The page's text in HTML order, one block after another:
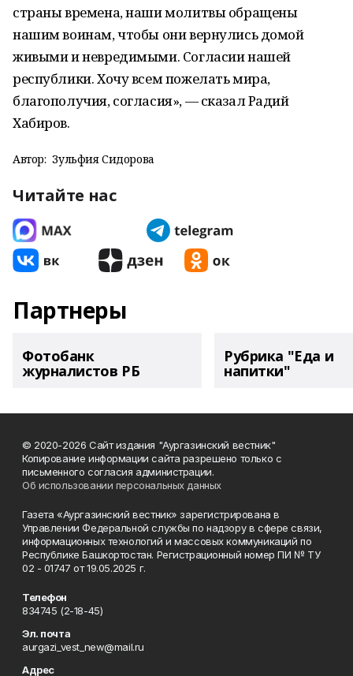
страны времена, наши молитвы обращены
нашим воинам, чтобы они вернулись домой
живыми и невредимыми. Согласии нашей
республики. Хочу всем пожелать мира,
благополучия, согласия», — сказал Радий
Хабиров.
Автор: Зульфия Сидорова
Читайте нас
Партнеры
Фотобанк
журналистов РБ
Рубрика "Еда и
напитки"
© 2020-2026 Сайт издания "Аургазинский вестник"
Копирование информации сайта разрешено только с
письменного согласия администрации.
Об использовании персональных данных
Газета «Аургазинский вестник» зарегистрирована в
Управлении Федеральной службы по надзору в сфере связи,
информационных технологий и массовых коммуникаций по
Республике Башкортостан. Регистрационный номер ПИ № ТУ
02 - 01747 от 19.05.2025 г.
Телефон
834745 (2-18-45)
Эл. почта
aurgazi_vest_new@mail.ru
Адрес